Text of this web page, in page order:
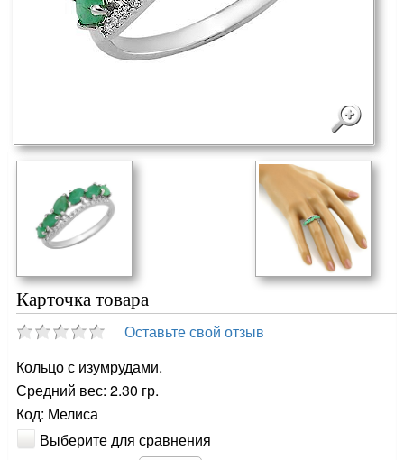
Карточка товара
Оставьте свой отзыв
Кольцо с изумрудами.
Средний вес: 2.30 гр.
Код: Мелиса
Выберите для сравнения